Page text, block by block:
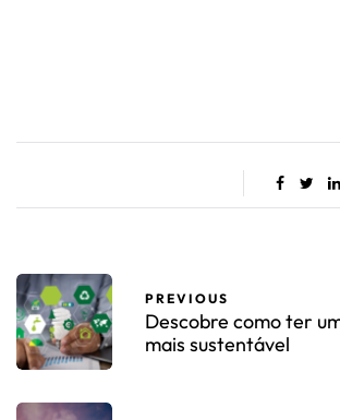
PREVIOUS
Descobre como ter
mais sustentável